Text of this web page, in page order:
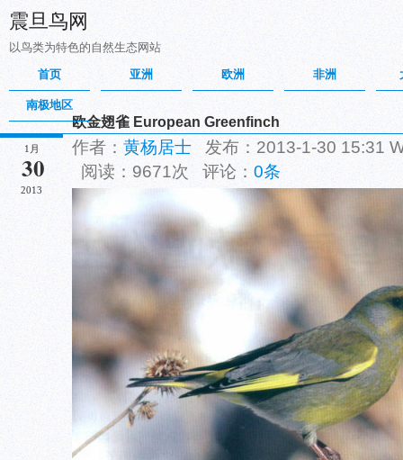
震旦鸟网
以鸟类为特色的自然生态网站
首页
亚洲 欧洲 非洲
南极地区
1月
30
2013
欧金翅雀 European Greenfinch
作者： 黄杨居士 发布：2013-1-30 15:31
阅读：9671次 评论： 0条